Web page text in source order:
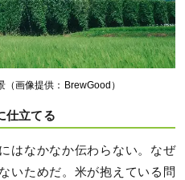
画像提供：BrewGood）
仕立てる
はなかなか伝わらない。なぜ
いためだ。米が抱えている問